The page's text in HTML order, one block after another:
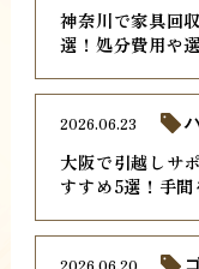
神奈川で家具回
選！処分費用や
大阪で引越しサ
すすめ5選！手
2026.06.23